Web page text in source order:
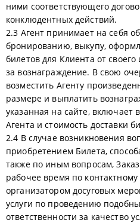
ними соответствующего
конклюдентных действий.
2.3 Агент принимает на себя
бронированию, выкупу,
билетов для Клиента от
за вознаграждение. В свою
возместить Агенту
размере и выплатить
указанная на сайте, включает
Агента и стоимость доставки
2.4 В случае возникновения
приобретением Билета,
также по иным вопросам,
рабочее время по
организатором досуговых
услуги по проведению
ответственности за качество